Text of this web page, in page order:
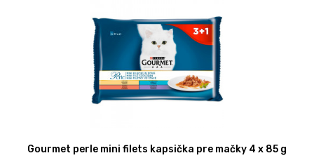
Gourmet perle mini filets kapsička pre mačky 4 x 85 g